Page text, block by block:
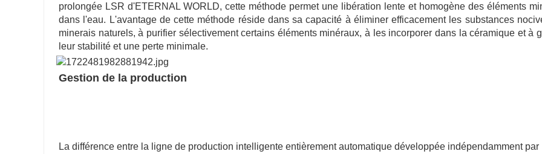
prolongée LSR d'ETERNAL WORLD, cette méthode permet une libération lente et homogène des éléments
dans l'eau. L'avantage de cette méthode réside dans sa capacité à éliminer efficacement les substances
minerais naturels, à purifier sélectivement certains éléments minéraux, à les incorporer dans la céramique et à
leur stabilité et une perte minimale.
Gestion de la production
La différence entre la ligne de production intelligente entièrement automatique développée indépendamment par